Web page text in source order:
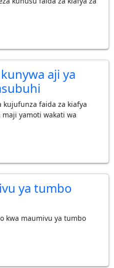
aji ya
kujufunza faida za kiafya
yamoti wakati wa
ya tumbo
kwa maumivu ya tumbo